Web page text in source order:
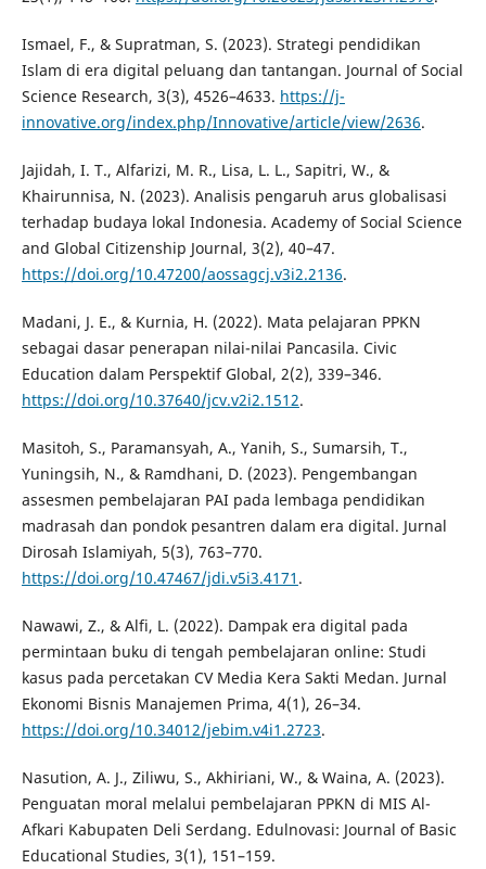
Ismael, F., & Supratman, S. (2023). Strategi pendidikan
Islam di era digital peluang dan tantangan. Journal of Social
Science Research, 3(3), 4526–4633. https://j-
innovative.org/index.php/Innovative/article/view/2636.
Jajidah, I. T., Alfarizi, M. R., Lisa, L. L., Sapitri, W., &
Khairunnisa, N. (2023). Analisis pengaruh arus globalisasi
terhadap budaya lokal Indonesia. Academy of Social Science
and Global Citizenship Journal, 3(2), 40–47.
https://doi.org/10.47200/aossagcj.v3i2.2136.
Madani, J. E., & Kurnia, H. (2022). Mata pelajaran PPKN
sebagai dasar penerapan nilai-nilai Pancasila. Civic
Education dalam Perspektif Global, 2(2), 339–346.
https://doi.org/10.37640/jcv.v2i2.1512.
Masitoh, S., Paramansyah, A., Yanih, S., Sumarsih, T.,
Yuningsih, N., & Ramdhani, D. (2023). Pengembangan
assesmen pembelajaran PAI pada lembaga pendidikan
madrasah dan pondok pesantren dalam era digital. Jurnal
Dirosah Islamiyah, 5(3), 763–770.
https://doi.org/10.47467/jdi.v5i3.4171 .
Nawawi, Z., & Alfi, L. (2022). Dampak era digital pada
permintaan buku di tengah pembelajaran online: Studi
kasus pada percetakan CV Media Kera Sakti Medan. Jurnal
Ekonomi Bisnis Manajemen Prima, 4(1), 26–34.
https://doi.org/10.34012/jebim.v4i1.2723.
Nasution, A. J., Ziliwu, S., Akhiriani, W., & Waina, A. (2023).
Penguatan moral melalui pembelajaran PPKN di MIS Al-
Afkari Kabupaten Deli Serdang. Edulnovasi: Journal of Basic
Educational Studies, 3(1), 151–159.